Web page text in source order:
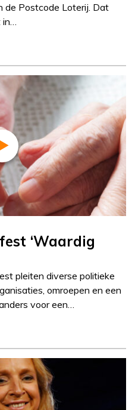
de Postcode Loterij. Dat
in…
‘Waardig
pleiten diverse politieke
omroepen en een
voor een…